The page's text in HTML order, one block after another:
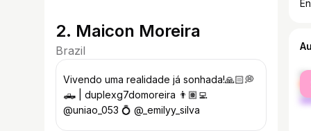
2. Maicon Moreira
Brazil
Vivendo uma realidade já sonhada!🙏🏻💭
🛻 | duplexg7domoreira 👨🏽‍💻
@uniao_053 💍 @_emilyy_silva